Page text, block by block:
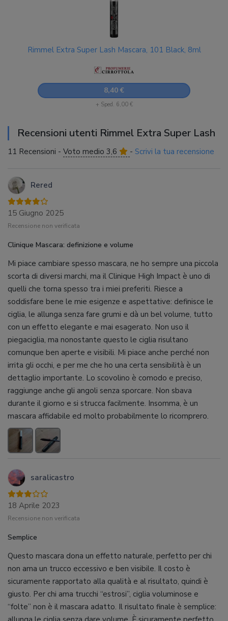
Rimmel Extra Super Lash Mascara, 101 Black, 8ml
8,40 €
+ Sped. 6,00 €
Recensioni utenti Rimmel Extra Super Lash
11 Recensioni - Voto medio 3,6 - Scrivi la tua recensione
Rered
15 Giugno 2025
Recensione non verificata
Clinique Mascara: definizione e volume
Mi piace cambiare spesso mascara, ne ho sempre una piccola
scorta di diversi marchi, ma il Clinique High Impact è uno di
quelli che torna spesso tra i miei preferiti. Riesce a
soddisfare bene le mie esigenze e aspettative: definisce le
ciglia, le allunga senza fare grumi e dà un bel volume, tutto
con un effetto elegante e mai esagerato. Non uso il
piegaciglia, ma nonostante questo le ciglia risultano
comunque ben aperte e visibili. Mi piace anche perché non
irrita gli occhi, e per me che ho una certa sensibilità è un
dettaglio importante. Lo scovolino è comodo e preciso,
raggiunge anche gli angoli senza sporcare. Non sbava
durante il giorno e si strucca facilmente. Insomma, è un
mascara affidabile ed molto probabilmente lo ricomprero.
saralicastro
18 Aprile 2023
Recensione non verificata
Semplice
Questo mascara dona un effetto naturale, perfetto per chi
non ama un trucco eccessivo e ben visibile. Il costo è
sicuramente rapportato alla qualità e al risultato, quindi è
giusto. Per chi ama trucchi “estrosi”, ciglia voluminose e
“folte” non è il mascara adatto. Il risultato finale è semplice: